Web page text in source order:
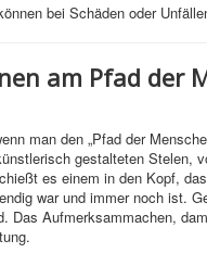
bei Schäden oder
am Pfad der
man den „Pfad der
gestalteten Stelen,
es einem in den Kopf,
war und immer noch ist.
Das Aufmerksammachen,